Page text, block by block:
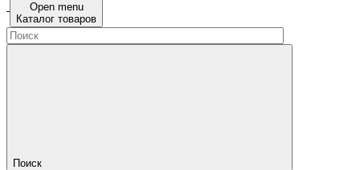
Open menu
Каталог товаров
Поиск